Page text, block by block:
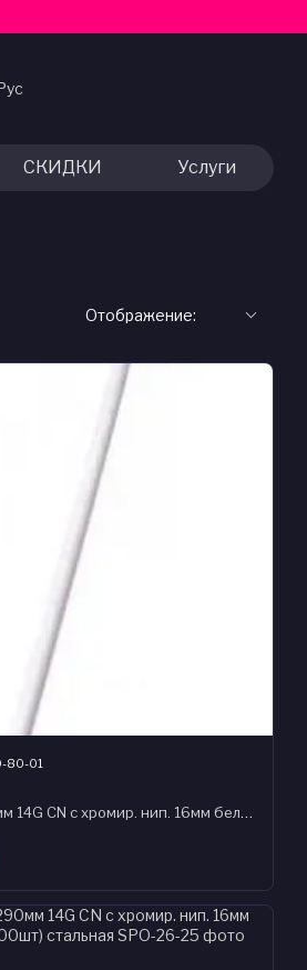
СКИДКИ Услуги
Отображение:
80-01
Спица 272мм 14G CN с хромир. нип. 16мм белая (100шт) стальная